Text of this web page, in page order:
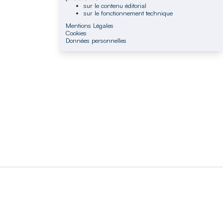
sur le contenu éditorial
sur le fonctionnement technique
Mentions Légales
Cookies
Données personnelles